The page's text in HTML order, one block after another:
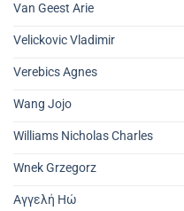
Van Geest Arie
Velickovic Vladimir
Verebics Agnes
Wang Jojo
Williams Nicholas Charles
Wnek Grzegorz
Αγγελή Ηώ